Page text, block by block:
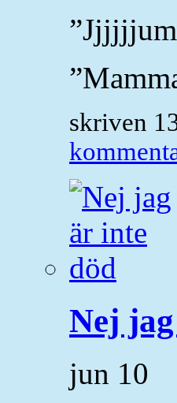
skriven
Nej
jun 10